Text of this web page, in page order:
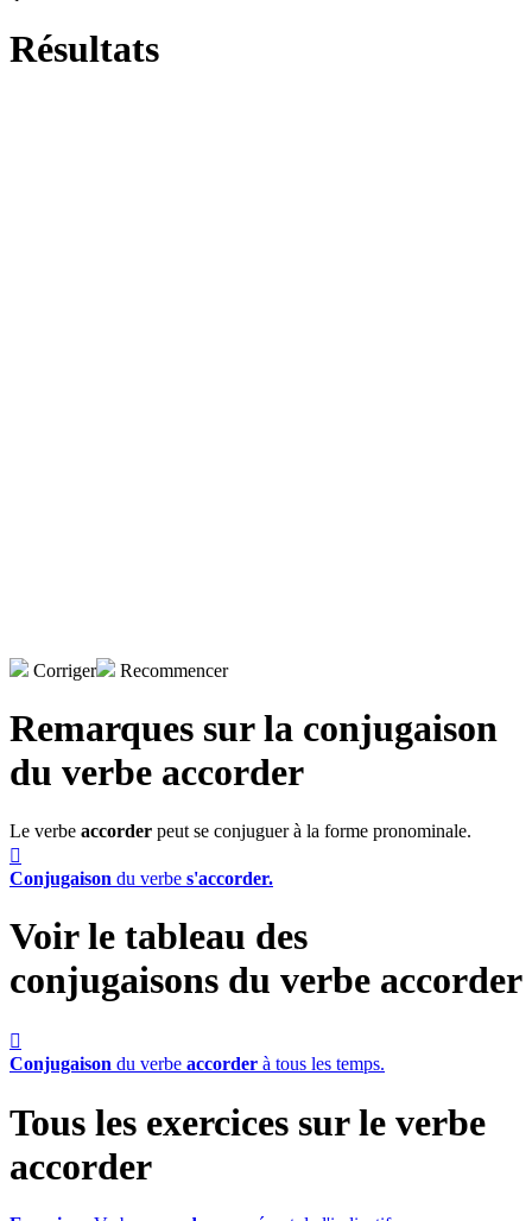
Résultats
Corriger Recommencer
Remarques sur la conjugaison
du verbe accorder
Le verbe accorder peut se conjuguer à la forme pronominale.

Conjugaison du verbe s'accorder.
Voir le tableau des
conjugaisons du verbe accorder

Conjugaison du verbe accorder à tous les temps.
Tous les exercices sur le verbe
accorder